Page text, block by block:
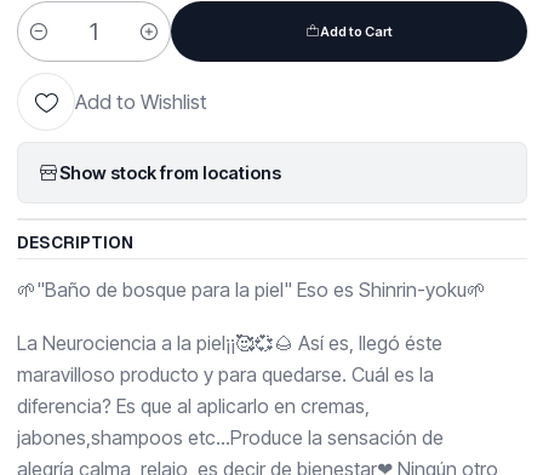
Quantity
Add to Cart
Add to Wishlist
Show stock from locations
DESCRIPTION
🌱"Baño de bosque para la piel" Eso es Shinrin-yoku🌱
La Neurociencia a la piel¡¡🥰💞🌰 Así es, llegó éste
maravilloso producto y para quedarse. Cuál es la
diferencia? Es que al aplicarlo en cremas,
jabones,shampoos etc...Produce la sensación de
alegría,calma, relajo, es decir de bienestar❤ Ningún otro